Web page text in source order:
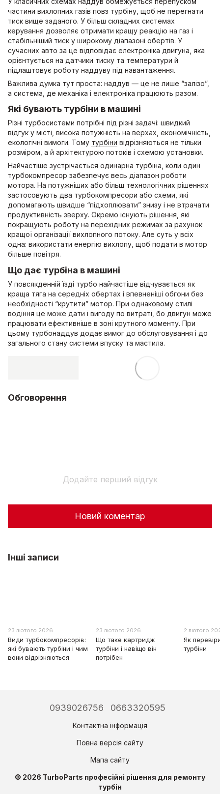
частини вихлопних газів повз турбіну, щоб не перегнати
тиск вище заданого. У більш складних системах
керування дозволяє отримати кращу реакцію на газ і
стабільніший тиск у широкому діапазоні обертів. У
сучасних авто за це відповідає електроніка двигуна, яка
орієнтується на датчики тиску та температури й
підлаштовує роботу наддуву під навантаження.
Важлива думка тут проста: наддув — це не лише “залізо”,
а система, де механіка і електроніка працюють разом.
Які бувають турбіни в машині
Різні турбосистеми потрібні під різні задачі: швидкий
відгук у місті, висока потужність на верхах, економічність,
екологічні вимоги. Тому турбіни відрізняються не тільки
розміром, а й архітектурою потоків і схемою установки.
Найчастіше зустрічається одинарна турбіна, коли один
турбокомпресор забезпечує весь діапазон роботи
мотора. На потужніших або більш технологічних рішеннях
застосовують два турбокомпресори або схеми, які
допомагають швидше “підхоплювати” знизу і не втрачати
продуктивність зверху. Окремо існують рішення, які
покращують роботу на перехідних режимах за рахунок
кращої організації вихлопного потоку. Але суть у всіх
одна: використати енергію вихлопу, щоб подати в мотор
більше повітря.
Що дає турбіна в машині
У повсякденній їзді турбо найчастіше відчувається як
краща тяга на середніх обертах і впевненіші обгони без
необхідності “крутити” мотор. При однаковому стилі
водіння це може дати і вигоду по витраті, бо двигун може
працювати ефективніше в зоні крутного моменту. При
цьому турбонаддув додає вимог до обслуговування і до
загального стану системи впуску та мастила.
Обговорення
Додайте перший відгук
Новий коментар
Інші записи
23 лютого 2026
Види турбокомпресорів:
які бувають турбіни і чим
вони відрізняються
23 лютого 2026
Що таке картридж
турбіни і навіщо він
потрібен
2 лютого
Як
турбіни
0939026756 0663320595
Контактна інформація
Повна версія сайту
Мапа сайту
© 2026 TurboParts професійні рішення для ремонту
турбін